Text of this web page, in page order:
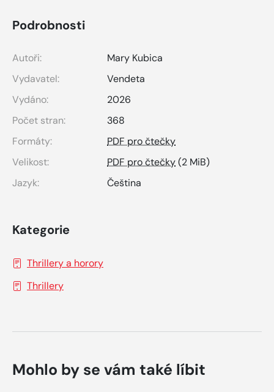
Podrobnosti
Autoři:
Mary Kubica
Vydavatel:
Vendeta
Vydáno:
2026
Počet stran:
368
Formáty:
PDF pro čtečky
Velikost:
PDF pro čtečky(2 MiB)
Jazyk:
Čeština
Kategorie
Thrillery a horory
Thrillery
Mohlo by se vám také líbit